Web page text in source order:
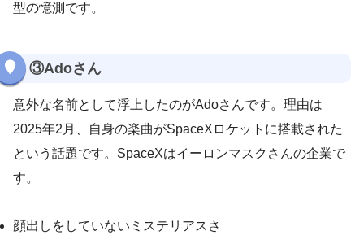
型の憶測です。
③Adoさん
意外な名前として浮上したのがAdoさんです。理由は
2025年2月、自身の楽曲がSpaceXロケットに搭載された
という話題です。SpaceXはイーロンマスクさんの企業で
す。
顔出しをしていないミステリアスさ